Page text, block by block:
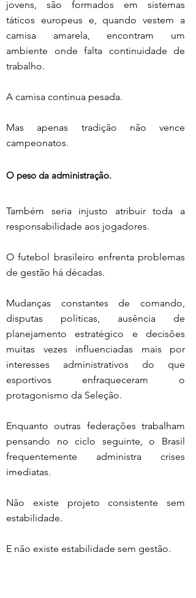
jovens, são formados em sistemas
táticos europeus e, quando vestem a
camisa amarela, encontram um
ambiente onde falta continuidade de
trabalho.
A camisa continua pesada.
Mas apenas tradição não vence
campeonatos.
O peso da administração.
Também seria injusto atribuir toda a
responsabilidade aos jogadores.
O futebol brasileiro enfrenta problemas
de gestão há décadas.
Mudanças constantes de comando,
disputas políticas, ausência de
planejamento estratégico e decisões
muitas vezes influenciadas mais por
interesses administrativos do que
esportivos enfraqueceram o
protagonismo da Seleção.
Enquanto outras federações trabalham
pensando no ciclo seguinte, o Brasil
frequentemente administra crises
imediatas.
Não existe projeto consistente sem
estabilidade.
E não existe estabilidade sem gestão.